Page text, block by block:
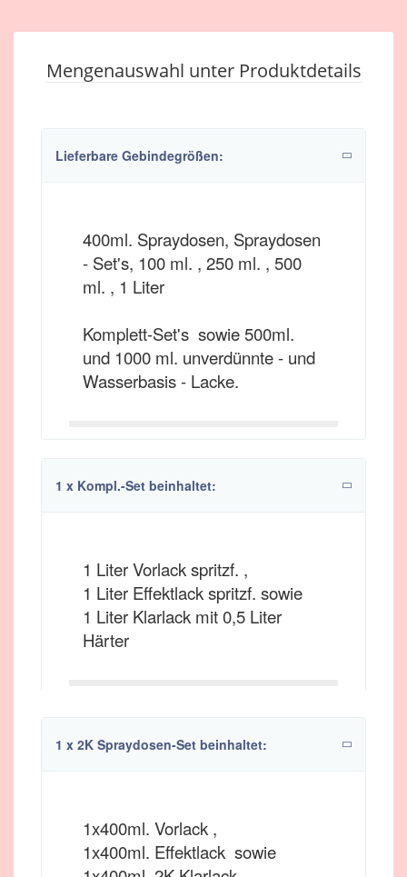
Mengenauswahl unter Produktdetails
Lieferbare Gebindegrößen:
400ml. Spraydosen, Spraydosen
- Set's, 100 ml. , 250 ml. , 500
ml. , 1 Liter
Komplett-Set's sowie 500ml.
und 1000 ml. unverdünnte - und
Wasserbasis - Lacke.
1 x Kompl.-Set beinhaltet:
1 Liter Vorlack spritzf. ,
1 Liter Effektlack spritzf. sowie
1 Liter Klarlack mit 0,5 Liter
Härter
1 x 2K Spraydosen-Set beinhaltet:
1x400ml. Vorlack ,
1x400ml. Effektlack sowie